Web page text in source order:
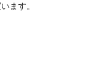
ます。